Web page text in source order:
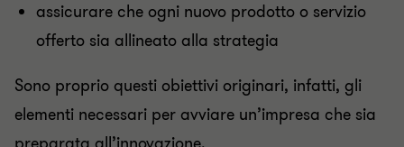
assicurare che ogni nuovo prodotto o servizio
offerto sia allineato alla strategia
Sono proprio questi obiettivi originari, infatti, gli
elementi necessari per avviare un’impresa che sia